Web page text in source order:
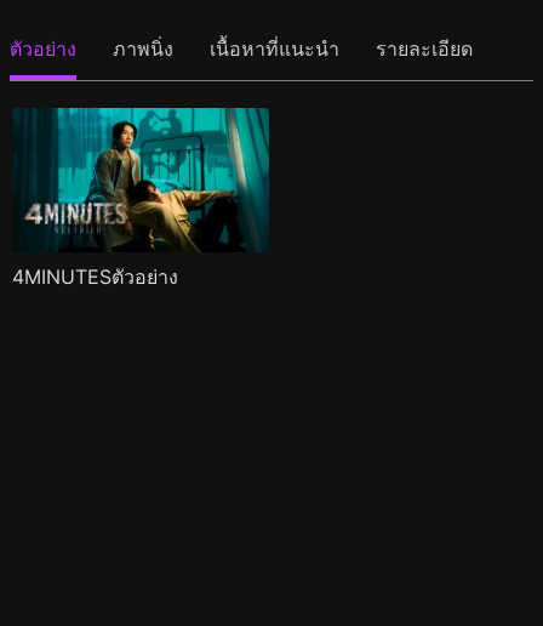
ตัวอย่าง ภาพนิ่ง เนื้อหาที่แนะนำ รายละเอียด
4MINUTESตัวอย่าง